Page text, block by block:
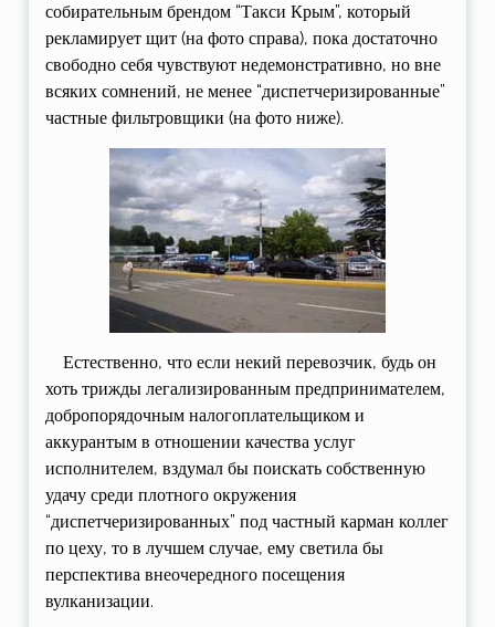
собирательным брендом “Такси Крым”, который
рекламирует щит (на фото справа), пока достаточно
свободно себя чувствуют недемонстративно, но вне
всяких сомнений, не менее “диспетчеризированные”
частные фильтровщики (на фото ниже).
Естественно, что если некий перевозчик, будь он
хоть трижды легализированным предпринимателем,
добропорядочным налогоплательщиком и
аккурантым в отношении качества услуг
исполнителем, вздумал бы поискать собственную
удачу среди плотного окружения
“диспетчеризированных” под частный карман коллег
по цеху, то в лучшем случае, ему светила бы
перспектива внеочередного посещения
вулканизации.